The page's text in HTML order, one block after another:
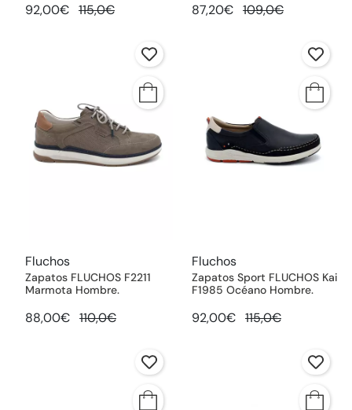
92,00€ 115,0€ 87,20€ 109,0€
Fluchos
Zapatos FLUCHOS F2211
Marmota Hombre.
88,00€ 110,0€
Fluchos
Zapatos Sport FLUCHOS Kai
F1985 Océano Hombre.
92,00€ 115,0€